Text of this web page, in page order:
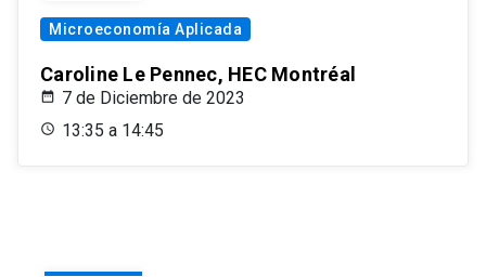
Microeconomía Aplicada
Caroline Le Pennec, HEC Montréal
7 de Diciembre de 2023
13:35 a 14:45